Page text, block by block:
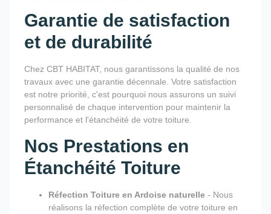
Garantie de satisfaction
et de durabilité
Chez CBT HABITAT, nous garantissons la qualité de nos
travaux avec une garantie décennale. Votre satisfaction
est notre priorité, c'est pourquoi nous assurons un suivi
personnalisé de chaque intervention pour maintenir la
performance et l'étanchéité de votre toiture.
Nos Prestations en
Étanchéité Toiture
Réfection Toiture en Ardoise naturelle - Nous
réalisons la réfection complète de votre toiture en